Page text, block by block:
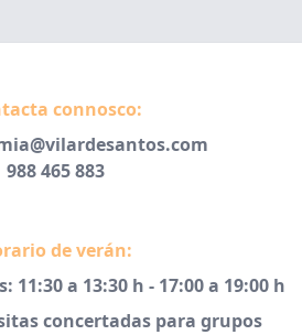
connosco:
988 465 883
de verán:
11:30 a 13:30 h - 17:00 a 19:00 h
concertadas para grupos